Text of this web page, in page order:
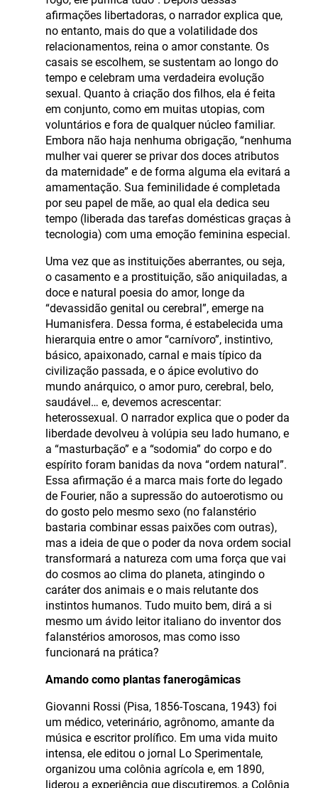
afirmações libertadoras, o narrador explica que,
no entanto, mais do que a volatilidade dos
relacionamentos, reina o amor constante. Os
casais se escolhem, se sustentam ao longo do
tempo e celebram uma verdadeira evolução
sexual. Quanto à criação dos filhos, ela é feita
em conjunto, como em muitas utopias, com
voluntários e fora de qualquer núcleo familiar.
Embora não haja nenhuma obrigação, “nenhuma
mulher vai querer se privar dos doces atributos
da maternidade” e de forma alguma ela evitará a
amamentação. Sua feminilidade é completada
por seu papel de mãe, ao qual ela dedica seu
tempo (liberada das tarefas domésticas graças à
tecnologia) com uma emoção feminina especial.
Uma vez que as instituições aberrantes, ou seja,
o casamento e a prostituição, são aniquiladas, a
doce e natural poesia do amor, longe da
“devassidão genital ou cerebral”, emerge na
Humanisfera. Dessa forma, é estabelecida uma
hierarquia entre o amor “carnívoro”, instintivo,
básico, apaixonado, carnal e mais típico da
civilização passada, e o ápice evolutivo do
mundo anárquico, o amor puro, cerebral, belo,
saudável… e, devemos acrescentar:
heterossexual. O narrador explica que o poder da
liberdade devolveu à volúpia seu lado humano, e
a “masturbação” e a “sodomia” do corpo e do
espírito foram banidas da nova “ordem natural”.
Essa afirmação é a marca mais forte do legado
de Fourier, não a supressão do autoerotismo ou
do gosto pelo mesmo sexo (no falanstério
bastaria combinar essas paixões com outras),
mas a ideia de que o poder da nova ordem social
transformará a natureza com uma força que vai
do cosmos ao clima do planeta, atingindo o
caráter dos animais e o mais relutante dos
instintos humanos. Tudo muito bem, dirá a si
mesmo um ávido leitor italiano do inventor dos
falanstérios amorosos, mas como isso
funcionará na prática?
Amando como plantas fanerogâmicas
Giovanni Rossi (Pisa, 1856-Toscana, 1943) foi
um médico, veterinário, agrônomo, amante da
música e escritor prolífico. Em uma vida muito
intensa, ele editou o jornal Lo Sperimentale,
organizou uma colônia agrícola e, em 1890,
liderou a experiência que discutiremos, a Colônia